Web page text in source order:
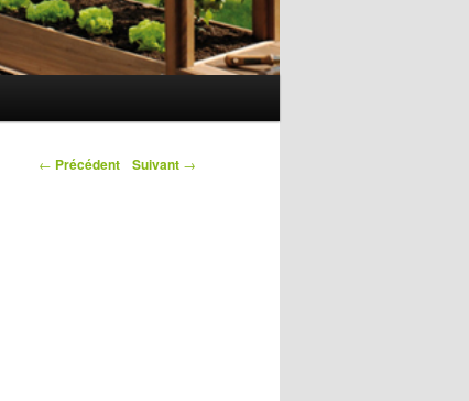
← Précédent Suivant →